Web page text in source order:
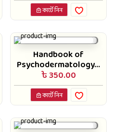
কার্টে নিন
Handbook of
Psychodermatology...
৳ 350.00
কার্টে নিন